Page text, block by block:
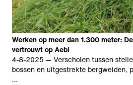
Werken op meer dan 1.300 meter:
vertrouwt op Aebi
4-8-2025 — Verscholen tussen
bossen en uitgestrekte bergweiden,
…